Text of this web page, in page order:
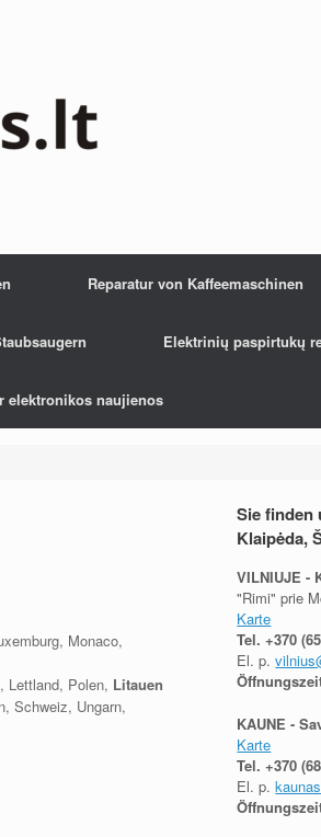
Reparatur von Kaffeemaschinen
Elektrinių paspirtukų
elektronikos naujienos
Monaco,
Lettland, Polen, Litauen
Schweiz, Ungarn,
Sie finden
Klaipėda,
VILNIUJE -
"Rimi" prie
Karte
Tel.+370
El. p.
KAUNE -
Karte
Tel.+370
El. p.